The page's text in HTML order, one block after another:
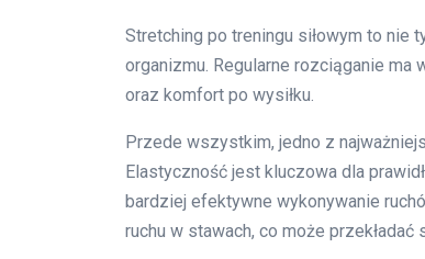
Stretching po treningu siłowym to nie
organizmu. Regularne rozciąganie ma
oraz komfort po wysiłku.
Przede wszystkim, jedno z
Elastyczność jest kluczowa dla
bardziej efektywne wykonywanie
ruchu w stawach, co może